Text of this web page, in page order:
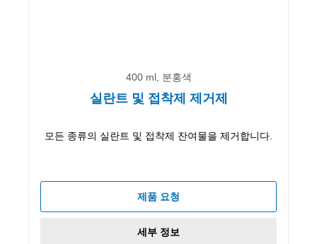
400 ml, 분홍색
실란트 및 접착제 제거제
모든 종류의 실란트 및 접착제 잔여물을 제거합니다.
제품 요청
세부 정보